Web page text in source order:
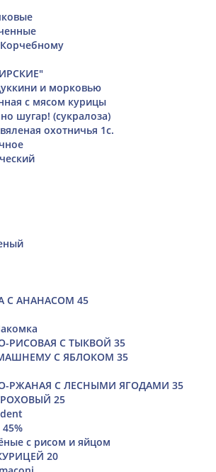
и морковью
с мясом курицы
шугар! (сукралоза)
охотничья 1с.
С АНАНАСОМ 45
РИСОВАЯ С ТЫКВОЙ 35
С ЯБЛОКОМ 35
РЖАНАЯ С ЛЕСНЫМИ ЯГОДАМИ 35
25
с рисом и яйцом
20